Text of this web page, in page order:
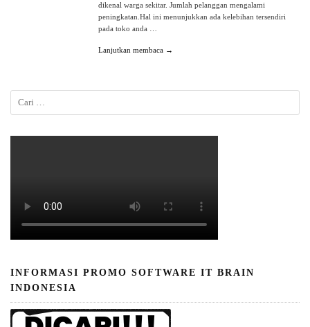
dikenal warga sekitar. Jumlah pelanggan mengalami
peningkatan.Hal ini menunjukkan ada kelebihan tersendiri
pada toko anda …
Lanjutkan membaca →
INFORMASI PROMO SOFTWARE IT BRAIN
INDONESIA